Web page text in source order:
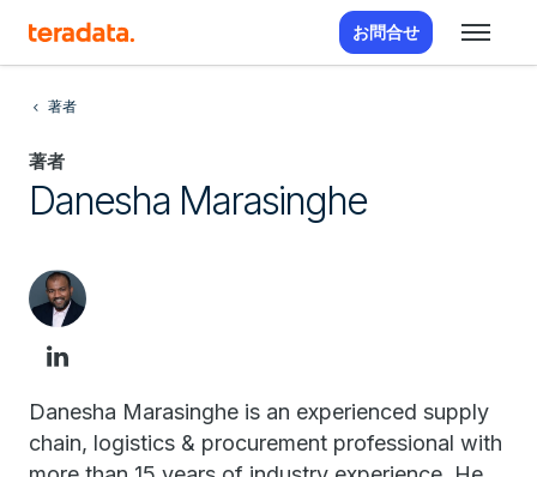
お問合せ
著者
著者
Danesha Marasinghe
Danesha Marasinghe is an experienced supply
chain, logistics & procurement professional with